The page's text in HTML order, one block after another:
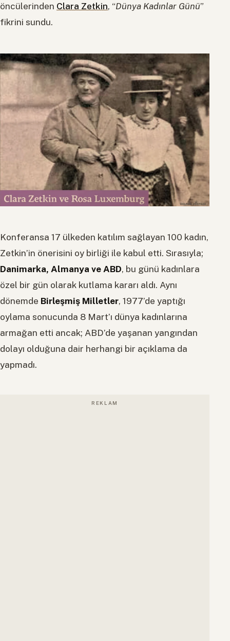
öncülerinden Clara Zetkin, “Dünya Kadınlar Günü”
fikrini sundu.
Konferansa 17 ülkeden katılım sağlayan 100 kadın,
Zetkin’in önerisini oy birliği ile kabul etti. Sırasıyla;
Danimarka, Almanya ve ABD, bu günü kadınlara
özel bir gün olarak kutlama kararı aldı. Aynı
dönemde Birleşmiş Milletler, 1977’de yaptığı
oylama sonucunda 8 Mart’ı dünya kadınlarına
armağan etti ancak; ABD’de yaşanan yangından
dolayı olduğuna dair herhangi bir açıklama da
yapmadı.